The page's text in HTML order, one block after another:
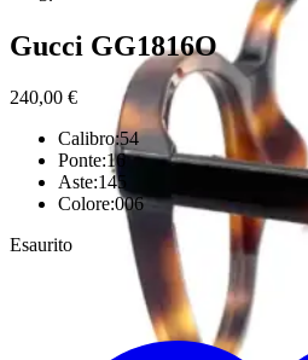
Gucci GG1816O
240,00 €
Calibro:54
Ponte:16
Aste:145
Colore:006
Esaurito